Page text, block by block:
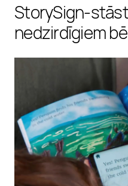
StorySign-
nedzirdīgiem